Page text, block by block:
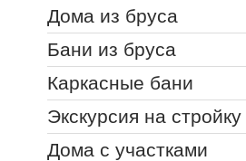
Дома из бруса
Бани из бруса
Каркасные бани
Экскурсия на стройку
Дома с участками